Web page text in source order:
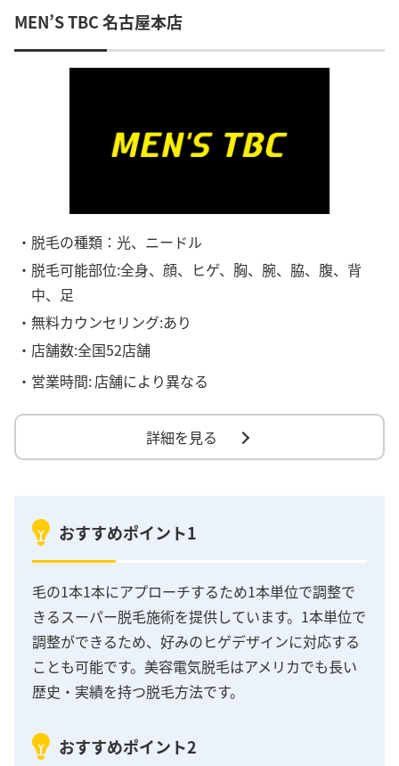
MEN’S TBC 名古屋本店
・脱毛の種類：光、ニードル
・脱毛可能部位:全身、顔、ヒゲ、胸、腕、脇、腹、背
中、足
・無料カウンセリング:あり
・店舗数:全国52店舗
・営業時間:店舗により異なる
詳細を見る
おすすめポイント1
毛の1本1本にアプローチするため1本単位で調整で
きるスーパー脱毛施術を提供しています。1本単位で
調整ができるため、好みのヒゲデザインに対応する
ことも可能です。美容電気脱毛はアメリカでも長い
歴史・実績を持つ脱毛方法です。
おすすめポイント2